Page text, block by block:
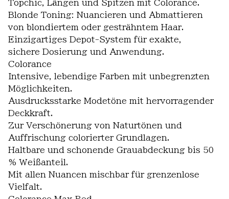
Topchic, Längen und Spitzen mit Colorance.
Blonde Toning: Nuancieren und Abmattieren
von blondiertem oder gesträhntem Haar.
Einzigartiges Depot-System für exakte,
sichere Dosierung und Anwendung.
Colorance
Intensive, lebendige Farben mit unbegrenzten
Möglichkeiten.
Ausdrucksstarke Modetöne mit hervorragender
Deckkraft.
Zur Verschönerung von Naturtönen und
Auffrischung colorierter Grundlagen.
Haltbare und schonende Grauabdeckung bis 50
% Weißanteil.
Mit allen Nuancen mischbar für grenzenlose
Vielfalt.